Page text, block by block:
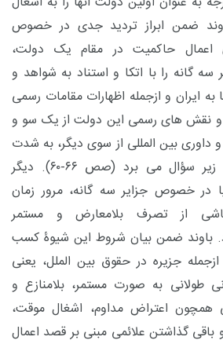
ضمن ابراز تردید جدی در خصوص
اعمال حاکمیت در مقام یک دولت،
گانه را با اتکا و استناد به شواهد و
به ایران و ازجمله اظهارات مقامات رسمی
و نقش های رسمی این دولت از یک سو و
داوری بین المللی از سوی دیگر، به شدت
و با استدلال و منطق زیر سؤال می برد (صص ۶۶-۶۰). دیگر
در خصوص جزایر سه گانه، مرور زمان
از تصرف بلامعارض و مستمر
باوند ضمن بیان شروط این شیوۀ کسب
جزیره در حقوق بین الملل، یعنی
طولانی به صورت مستمر، بلامنازع و
همچون اعتراض مداوم، اشغال موقت،
باقی گذاشتن علائمی مبنی بر قصد اعمال